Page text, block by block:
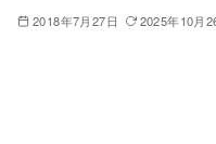
2018年7月27日 2025年10月